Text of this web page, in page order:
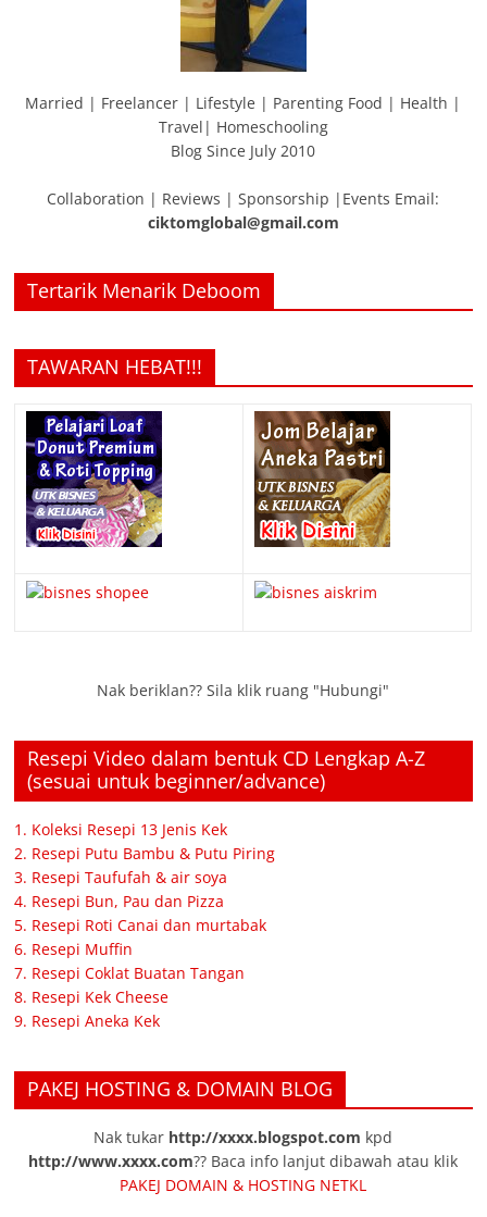
Married | Freelancer | Lifestyle | Parenting Food | Health |
Travel| Homeschooling
Blog Since July 2010
Collaboration | Reviews | Sponsorship |Events Email:
ciktomglobal@gmail.com
Tertarik Menarik Deboom
TAWARAN HEBAT!!!
Nak beriklan?? Sila klik ruang "Hubungi"
Resepi Video dalam bentuk CD Lengkap A-Z
(sesuai untuk beginner/advance)
1. Koleksi Resepi 13 Jenis Kek
2. Resepi Putu Bambu & Putu Piring
3. Resepi Taufufah & air soya
4. Resepi Bun, Pau dan Pizza
5. Resepi Roti Canai dan murtabak
6. Resepi Muffin
7. Resepi Coklat Buatan Tangan
8. Resepi Kek Cheese
9. Resepi Aneka Kek
PAKEJ HOSTING & DOMAIN BLOG
Nak tukar http://xxxx.blogspot.com kpd
http://www.xxxx.com?? Baca info lanjut dibawah atau klik
PAKEJ DOMAIN & HOSTING NETKL